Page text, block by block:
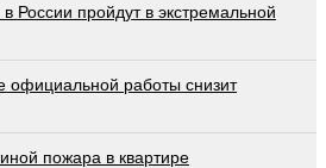
пройдут в экстремальной
официальной работы снизит
пожара в квартире